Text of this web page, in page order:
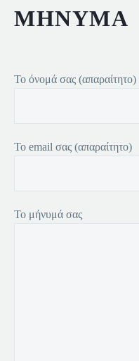
ΜΗΝΥΜΑ
Το όνομά σας (απαραίτητο)
Το email σας (απαραίτητο)
Το μήνυμά σας